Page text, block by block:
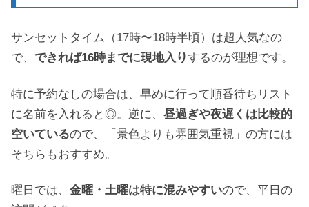
サンセットタイム（17時〜18時半頃）は超人気なの
で、 できれば16時までに現地入りするのが理想です。
特に予約なしの場合は、早めに行って順番待ちリスト
に名前を入れると◎。逆に、 昼過ぎや夜遅くは比較的
空いているので、「景色よりも雰囲気重視」の方には
そちらもおすすめ。
曜日では、 金曜・土曜は特に混みやすいので、平日の